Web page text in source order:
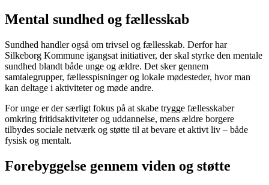
Mental sundhed og fællesskab
Sundhed handler også om trivsel og fællesskab. Derfor har
Silkeborg Kommune igangsat initiativer, der skal styrke den mentale
sundhed blandt både unge og ældre. Det sker gennem
samtalegrupper, fællesspisninger og lokale mødesteder, hvor man
kan deltage i aktiviteter og møde andre.
For unge er der særligt fokus på at skabe trygge fællesskaber
omkring fritidsaktiviteter og uddannelse, mens ældre borgere
tilbydes sociale netværk og støtte til at bevare et aktivt liv – både
fysisk og mentalt.
Forebyggelse gennem viden og støtte